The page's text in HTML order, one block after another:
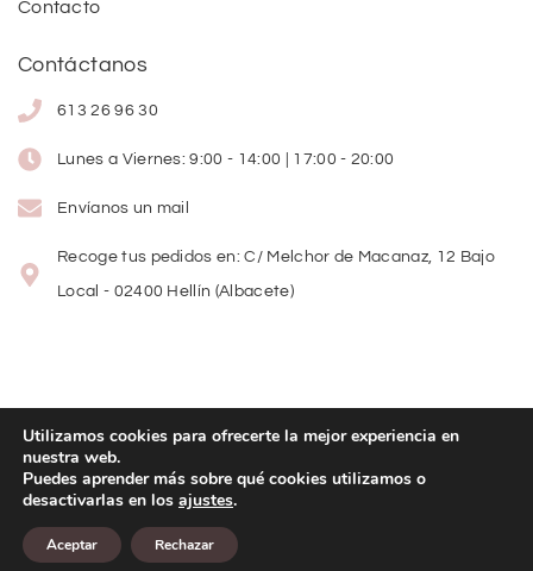
Contacto
Contáctanos
613 26 96 30
Lunes a Viernes: 9:00 - 14:00 | 17:00 - 20:00
Envíanos un mail
Recoge tus pedidos en: C/ Melchor de Macanaz, 12 Bajo
Local - 02400 Hellín (Albacete)
Copyright© 2026Lolitas Moda
Diseño web:
Utilizamos cookies para ofrecerte la mejor experiencia en
nuestra web.
Puedes aprender más sobre qué cookies utilizamos o
desactivarlas en los ajustes.
Aceptar Rechazar